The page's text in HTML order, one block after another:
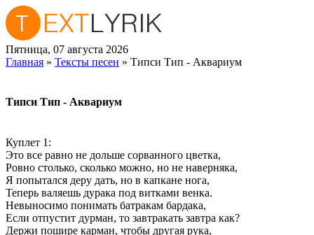
Пятница, 07 августа 2026
Главная » Тексты песен » Типси Тип - Аквариум
Типси Тип - Аквариум
Куплет 1:
Это все равно не дольше сорванного цветка,
Ровно столько, сколько можно, но не наверняка,
Я попытался деру дать, но в капкане нога,
Теперь валяешь дурака под витками венка.
Невыносимо понимать батракам бардака,
Если отпустит дурман, то завтракать завтра как?
Держи пошире карман, чтобы другая рука,